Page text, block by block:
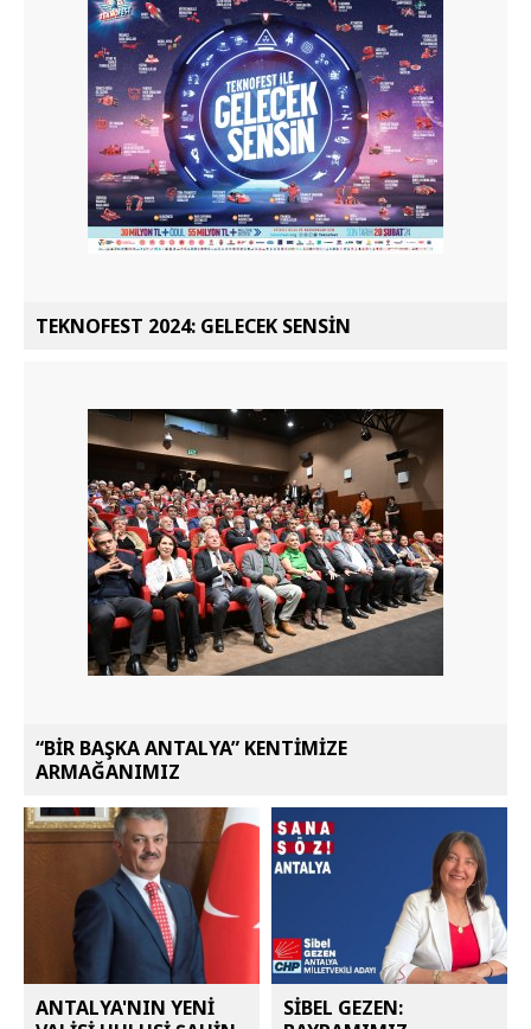
TEKNOFEST 2024: GELECEK SENSİN
“BİR BAŞKA ANTALYA” KENTİMİZE
ARMAĞANIMIZ
ANTALYA'NIN YENİ
SİBEL GEZEN: